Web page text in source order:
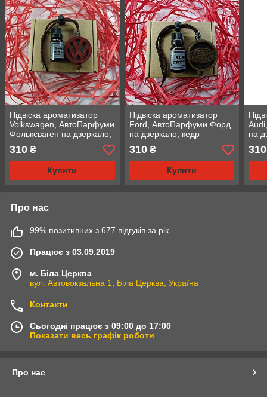
Підвіска ароматизатор
Volkswagen, АвтоПарфуми
Фольксваген на дзеркало,
червоний
310 ₴
Купити
Підвіска ароматизатор
Ford, АвтоПарфуми Форд
на дзеркало, кедр
310₴
Купити
на
310
Про нас
99% позитивних з 677 відгуків за рік
Працює з 03.09.2019
м. Біла Церква
вул. Автовокзальна 1, Біла Церква, Україна
Контакти
Сьогодні працює з 09:00 до 17:00
Показати весь графік роботи
Про нас